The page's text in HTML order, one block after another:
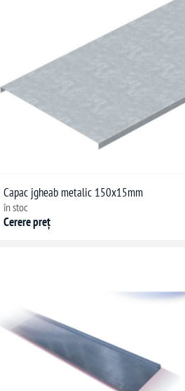
Capac jgheab metalic 150x15mm
în stoc
Cerere preț